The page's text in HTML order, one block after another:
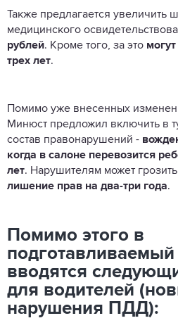
Также предлагается увеличить
медицинского
рублей. Кроме того, за это
трех лет.
Помимо уже внесенных
Минюст предложил включить в
состав правонарушений -
когда в салоне перевозится
лет. Нарушителям может грозить
лишение прав на два-три года.
Помимо этого в
вводятся
для водителей
нарушения ПДД):